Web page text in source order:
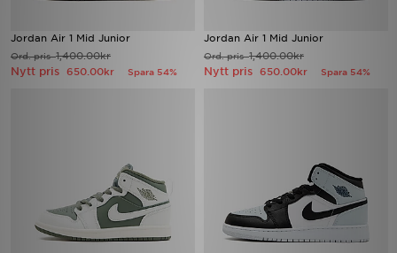
Jordan Air 1 Mid Junior
Ord. pris1,400.00kr
Nytt pris 650.00kr Spara 54%
Jordan Air 1 Mid Junior
Ord. pris1,400.00kr
Nytt pris 650.00kr Spara 54%